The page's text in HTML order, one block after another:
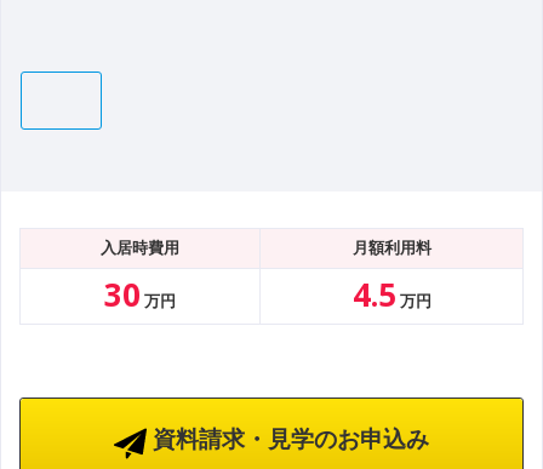
入居時費用 月額利用料
30 万円 4.5 万円
資料請求・見学のお申込み